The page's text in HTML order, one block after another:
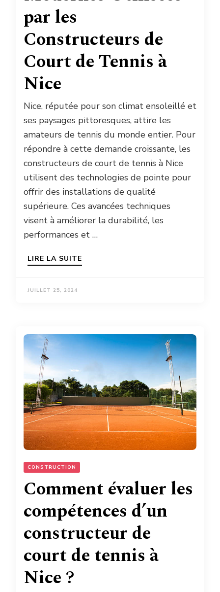
par les
Constructeurs de
Court de Tennis à
Nice
Nice, réputée pour son climat ensoleillé et
ses paysages pittoresques, attire les
amateurs de tennis du monde entier. Pour
répondre à cette demande croissante, les
constructeurs de court de tennis à Nice
utilisent des technologies de pointe pour
offrir des installations de qualité
supérieure. Ces avancées techniques
visent à améliorer la durabilité, les
performances et …
LIRE LA SUITE
JUILLET 25, 2024
CONSTRUCTION
Comment évaluer les
compétences d’un
constructeur de
court de tennis à
Nice ?